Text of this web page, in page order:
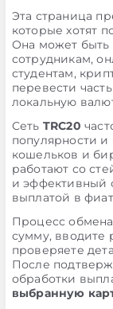
Эта страница
которые хотят
Она может быть
сотрудникам,
студентам,
перевести
локальную
Сеть TRC20
популярности
кошельков и
работают со
и эффективный
выплатой в
Процесс обмена
сумму, вводите
проверяете
После
обработки
выбранную